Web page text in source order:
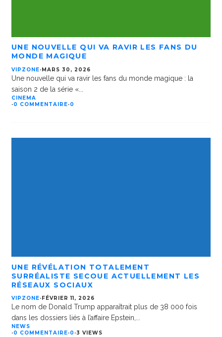
UNE NOUVELLE QUI VA RAVIR LES FANS DU
MONDE MAGIQUE
VIPZONE· MARS 30, 2026
Une nouvelle qui va ravir les fans du monde magique : la
saison 2 de la série «
CINEMA
·0 COMMENTAIRE·0
UNE RÉVÉLATION TOTALEMENT
SURRÉALISTE SECOUE ACTUELLEMENT LES
RÉSEAUX SOCIAUX
VIPZONE· FÉVRIER 11, 2026
Le nom de Donald Trump apparaîtrait plus de 38 000 fois
dans les dossiers liés à l’affaire Epstein,...
NEWS
·0 COMMENTAIRE·0 ·3 VIEWS